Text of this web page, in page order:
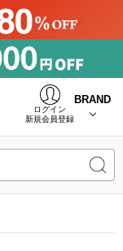
ログイン
新規会員登録
BRAND